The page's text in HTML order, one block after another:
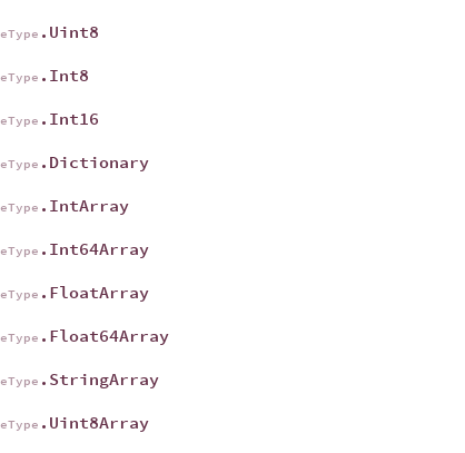
.Uint8
.Int8
.Int16
.Dictionary
.IntArray
.Int64Array
.FloatArray
.Float64Array
.StringArray
.Uint8Array